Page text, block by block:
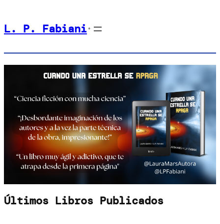
al
L. P. Fabiani•
Últimos Libros Publicados